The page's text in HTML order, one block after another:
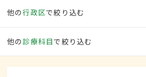
他の行政区で絞り込む
他の 診療科目で絞り込む